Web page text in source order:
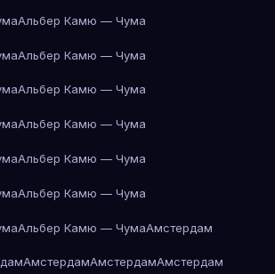
Альбер Камю — Чума
Альбер Камю — Чума
Альбер Камю — Чума
Альбер Камю — Чума
Альбер Камю — Чума
Альбер Камю — Чума
Альбер Камю — ЧумаАмстердам
АмстердамАмстердамАмстердам